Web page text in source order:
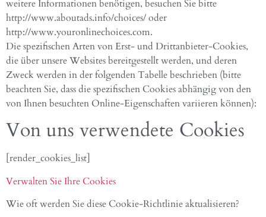
weitere Informationen benötigen, besuchen Sie bitte
http://www.aboutads.info/choices/ oder
http://www.youronlinechoices.com.
Die spezifischen Arten von Erst- und Drittanbieter-Cookies,
die über unsere Websites bereitgestellt werden, und deren
Zweck werden in der folgenden Tabelle beschrieben (bitte
beachten Sie, dass die spezifischen Cookies abhängig von den
von Ihnen besuchten Online-Eigenschaften variieren können):
Von uns verwendete Cookies
[render_cookies_list]
Verwalten Sie Ihre Cookies
Wie oft werden Sie diese Cookie-Richtlinie aktualisieren?